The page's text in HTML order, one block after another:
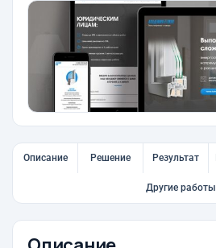
Описание Решение Результат
Другие работы